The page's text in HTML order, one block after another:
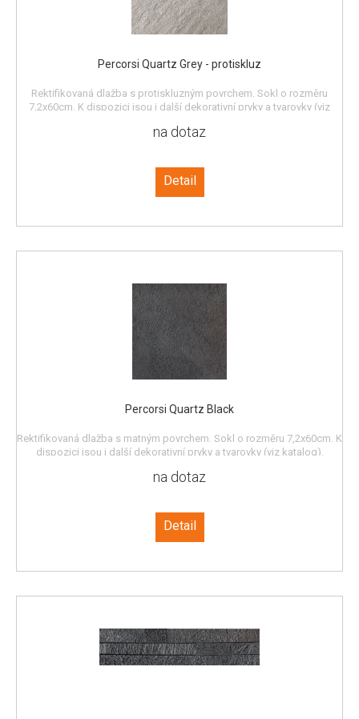
Percorsi Quartz Grey - protiskluz
Rektifikovaná dlažba s protiskluzným povrchem. Sokl o rozměru
7,2x60cm. K dispozici jsou i další dekorativní prvky a tvarovky (viz
na dotaz
Detail
Percorsi Quartz Black
Rektifikovaná dlažba s matným povrchem. Sokl o rozměru 7,2x60cm. K
dispozici jsou i další dekorativní prvky a tvarovky (viz katalog).
na dotaz
Detail